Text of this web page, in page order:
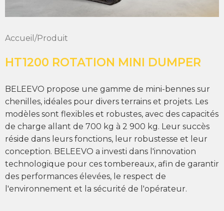
Accueil Produit
HT1200 ROTATION MINI DUMPER
BELEEVO propose une gamme de mini-bennes sur
chenilles, idéales pour divers terrains et projets. Les
modèles sont flexibles et robustes, avec des capacités
de charge allant de 700 kg à 2 900 kg. Leur succès
réside dans leurs fonctions, leur robustesse et leur
conception. BELEEVO a investi dans l'innovation
technologique pour ces tombereaux, afin de garantir
des performances élevées, le respect de
l'environnement et la sécurité de l'opérateur.